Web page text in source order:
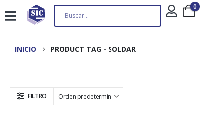
0
INICIO PRODUCT TAG - SOLDAR
FILTRO